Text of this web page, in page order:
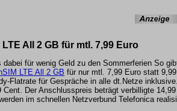
LTE All 2 GB für mtl. 7,99 Euro
dabei für wenig Geld zu den Sommerferien So
LTE All 2 GB für nur mtl. 7,99 Euro statt 9,99
Flatrate für Gespräche in alle dt.Netze
Cent. Der Anschlusspreis beträgt verbilligte 14,99
im schnellen Netzverbund Telefonica